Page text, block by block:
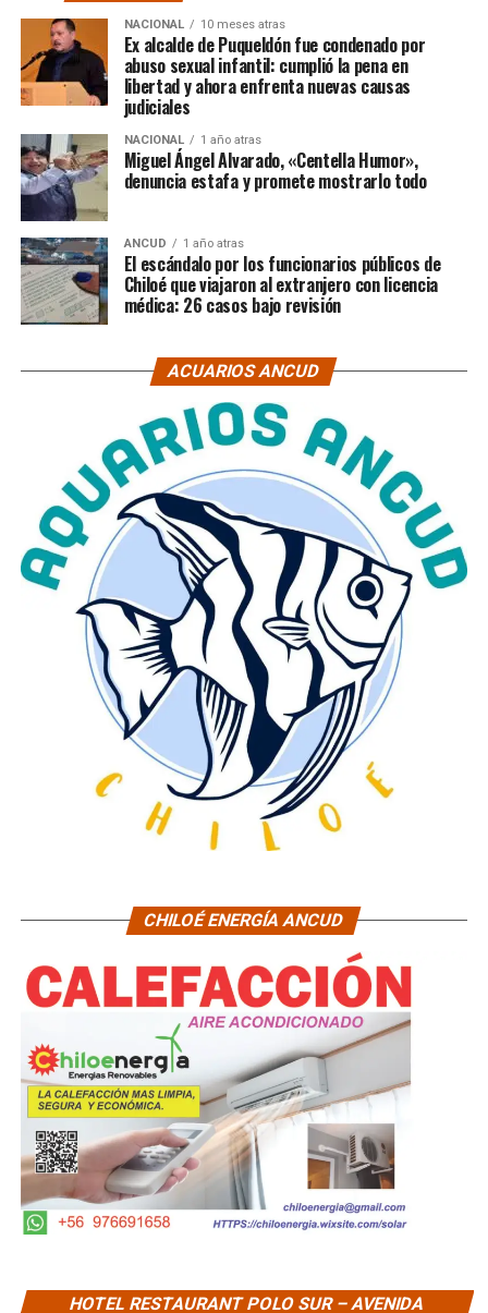
NACIONAL 10 meses atras
Ex alcalde de Puqueldón fue condenado por
abuso sexual infantil: cumplió la pena en
libertad y ahora enfrenta nuevas causas
judiciales
NACIONAL 1 año atras
Miguel Ángel Alvarado, «Centella Humor»,
denuncia estafa y promete mostrarlo todo
ANCUD 1 año atras
El escándalo por los funcionarios públicos de
Chiloé que viajaron al extranjero con licencia
médica: 26 casos bajo revisión
ACUARIOS ANCUD
CHILOÉ ENERGÍA ANCUD
HOTEL RESTAURANT POLO SUR – AVENIDA